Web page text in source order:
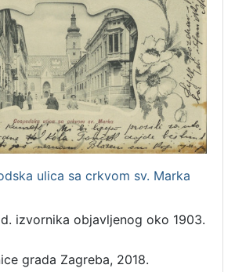
ulica sa crkvom sv. Marka
izvornika objavljenog oko 1903.
grada Zagreba, 2018.